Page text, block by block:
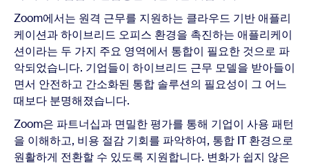
Zoom에서는 원격 근무를 지원하는 클라우드 기반 애플리
케이션과 하이브리드 오피스 환경을 촉진하는 애플리케이
션이라는 두 가지 주요 영역에서 통합이 필요한 것으로 파
악되었습니다. 기업들이 하이브리드 근무 모델을 받아들이
면서 안전하고 간소화된 통합 솔루션의 필요성이 그 어느
때보다 분명해졌습니다.
Zoom은 파트너십과 면밀한 평가를 통해 기업이 사용 패턴
을 이해하고, 비용 절감 기회를 파악하여, 통합 IT 환경으로
원활하게 전환할 수 있도록 지원합니다. 변화가 쉽지 않은